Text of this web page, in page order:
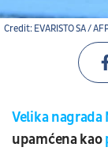
Credit: EVARISTO SA /
Velika nagrada
upamćena kao